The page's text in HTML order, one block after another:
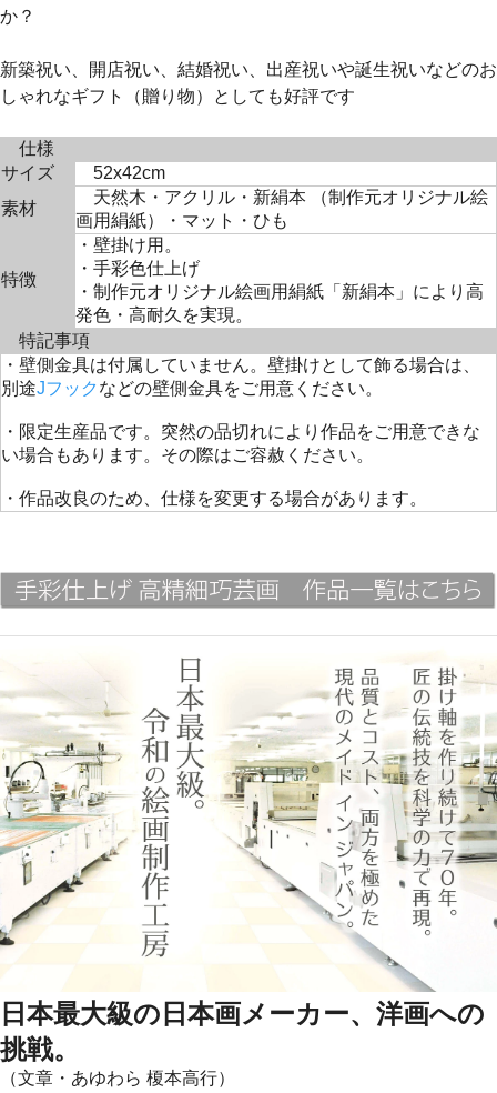
か？
新築祝い、開店祝い、結婚祝い、出産祝いや誕生祝いなどのお
しゃれなギフト（贈り物）としても好評です
仕様
サイズ
52x42cm
素材
天然木・アクリル・新絹本 （制作元オリジナル絵
画用絹紙）・マット・ひも
特徴
・壁掛け用。
・手彩色仕上げ
・制作元オリジナル絵画用絹紙「新絹本」により高
発色・高耐久を実現。
特記事項
・壁側金具は付属していません。壁掛けとして飾る場合は、
別途Jフック などの壁側金具をご用意ください。
・限定生産品です。突然の品切れにより作品をご用意できな
い場合もあります。その際はご容赦ください。
・作品改良のため、仕様を変更する場合があります。
日本最大級の日本画メーカー、洋画への
挑戦。
（文章・あゆわら 榎本高行）